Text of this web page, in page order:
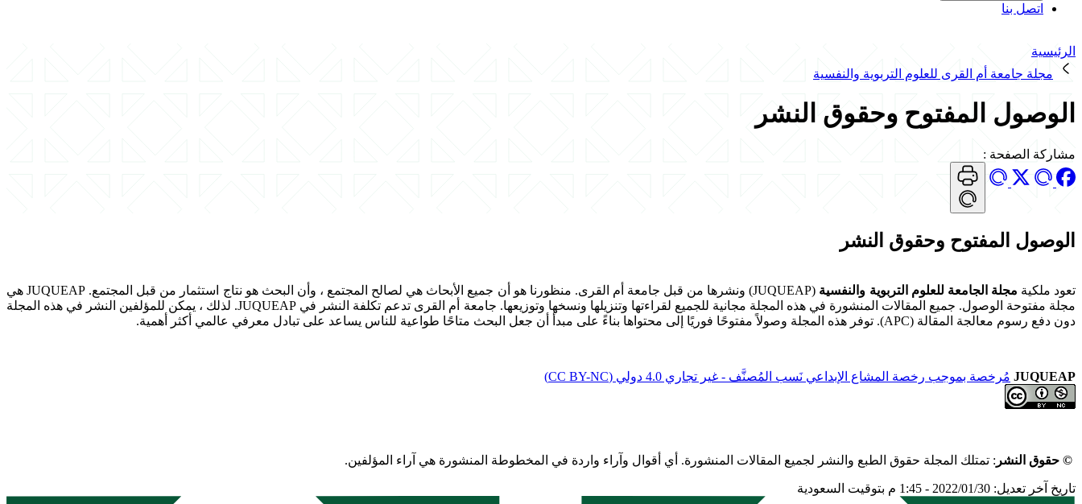
اتصل بنا
الرئيسية
مجلة جامعة أم القرى للعلوم التربوية والنفسية
الوصول المفتوح وحقوق النشر
مشاركة الصفحة :
الوصول المفتوح وحقوق النشر
تعود ملكية مجلة الجامعة للعلوم التربوية والنفسية
(JUQUEAP) ونشرها من قبل جامعة أم القرى. منظورنا هو أن جميع الأبحاث هي لصالح المجتمع ، وأن البحث هو نتاج استثمار من قبل المجتمع. JUQUEAP هي
مجلة مفتوحة الوصول. جميع المقالات المنشورة في هذه المجلة مجانية للجميع لقراءتها وتنزيلها ونسخها وتوزيعها. جامعة أم القرى تدعم تكلفة النشر في JUQUEAP. لذلك ، يمكن للمؤلفين النشر في هذه المجلة
دون دفع رسوم معالجة المقالة (APC). توفر هذه المجلة وصولاً مفتوحًا فوريًا إلى محتواها بناءً على مبدأ أن جعل البحث متاحًا طواعية للناس يساعد على تبادل معرفي عالمي أكثر أهمية.
JUQUEAP مُرخصة بموجب رخصة المشاع الإبداعي نَسب المُصنَّف - غير تجاري 4.0 دولي (CC BY-NC)
© حقوق النشر : تمتلك المجلة حقوق الطبع والنشر لجميع المقالات المنشورة. أي أقوال وآراء واردة في المخطوطة المنشورة هي آراء المؤلفين.
تاريخ آخر تعديل: 2022/01/30 - 1:45 م بتوقيت السعودية